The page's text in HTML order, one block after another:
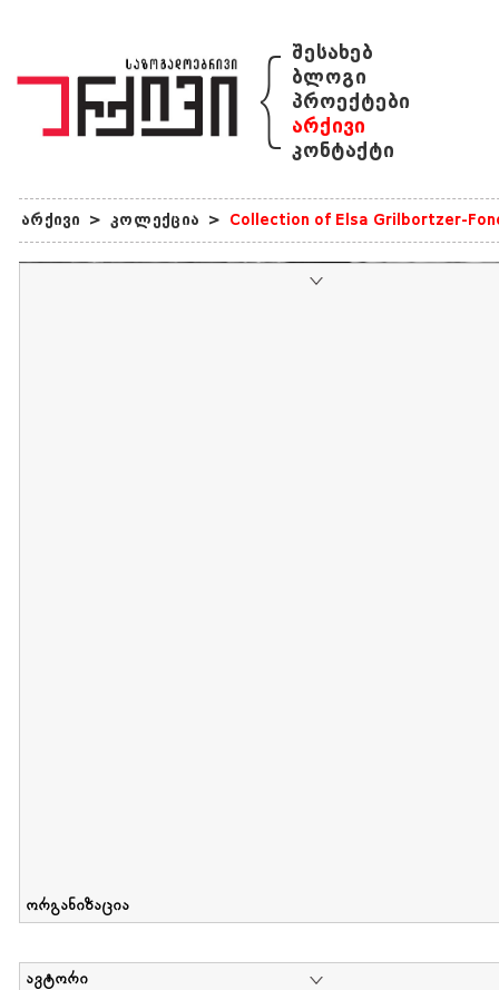
{ შესახებ
ბლოგი
პროექტები
არქივი
კონტაქტი
არქივი > კოლექცია > Collection of Elsa Grilbortzer-
ორგანიზაცია
ავტორი